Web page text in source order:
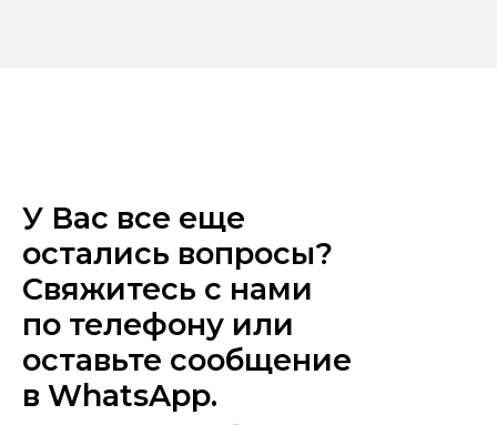
У Вас все еще
остались вопросы?
Свяжитесь с нами
по телефону или
оставьте сообщение
в WhatsApp.